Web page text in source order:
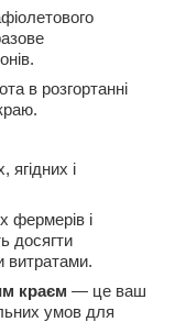
в розгортанні
ягідних і
фермерів і
досягти
витратами.
краєм — це ваш
умов для